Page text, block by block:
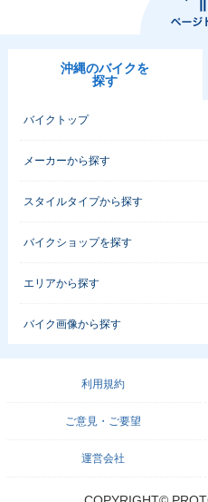
沖縄のバイクを
探す
バイクトップ
メーカーから探す
スタイルタイプから探す
バイクショップを探す
エリアから探す
バイク画像から探す
利用規約
ご意見・ご要望
運営会社